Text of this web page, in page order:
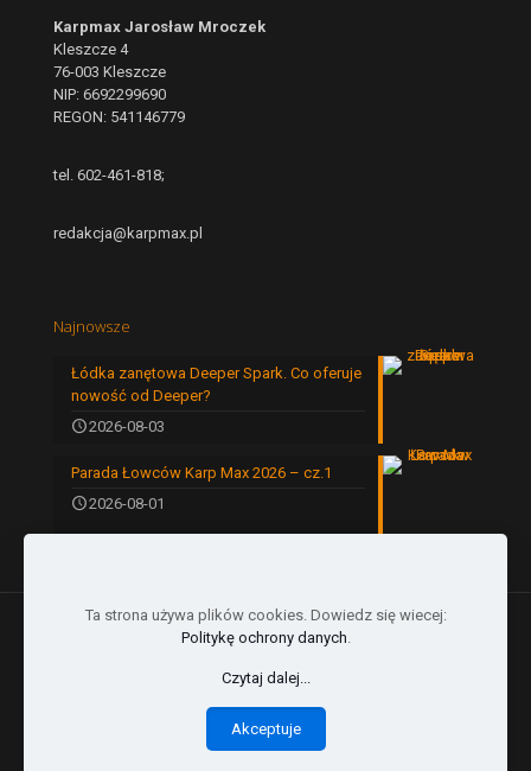
Karpmax Jarosław Mroczek
Kleszcze 4
76-003 Kleszcze
NIP: 6692299690
REGON: 541146779
tel. 602-461-818;
redakcja@karpmax.pl
Najnowsze
Łódka zanętowa Deeper Spark. Co oferuje
nowość od Deeper?
2026-08-03
Parada Łowców Karp Max 2026 – cz.1
2026-08-01
Ta strona używa plików cookies. Dowiedz się wiecej:
Politykę ochrony danych.
Czytaj dalej...
Akceptuje